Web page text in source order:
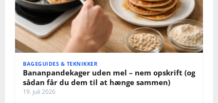
BAGEGUIDES & TEKNIKKER
Bananpandekager uden mel – nem opskrift (og
sådan får du dem til at hænge sammen)
19. juli 2026